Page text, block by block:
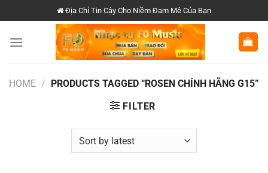
đến
nội
Địa Chỉ Tin Cậy Cho Niềm Đam Mê Của Bạn
HOME / PRODUCTS TAGGED “ROSEN CHÍNH HÃNG G15”
FILTER